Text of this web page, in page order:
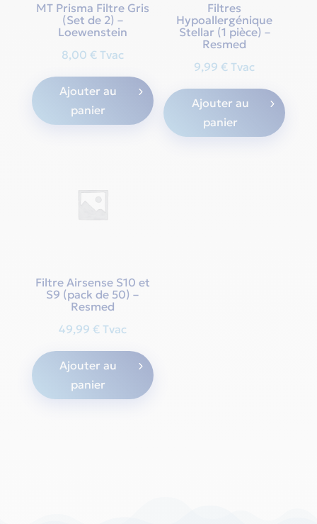
MT Prisma Filtre Gris
(Set de 2) –
Loewenstein
8,00 € Tvac
Ajouter au
panier
Filtres
Hypoallergénique
Stellar (1 pièce) –
Resmed
9,99€ Tvac
Ajouter au
panier
Filtre Airsense S10 et
S9 (pack de 50) –
Resmed
49,99 € Tvac
Ajouter au
panier